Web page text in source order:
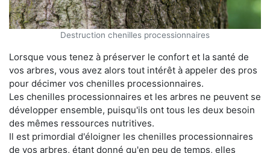
Destruction chenilles processionnaires
Lorsque vous tenez à préserver le confort et la santé de
vos arbres, vous avez alors tout intérêt à appeler des pros
pour décimer vos chenilles processionnaires.
Les chenilles processionnaires et les arbres ne peuvent se
développer ensemble, puisqu'ils ont tous les deux besoin
des mêmes ressources nutritives.
Il est primordial d'éloigner les chenilles processionnaires
de vos arbres, étant donné qu'en peu de temps, elles